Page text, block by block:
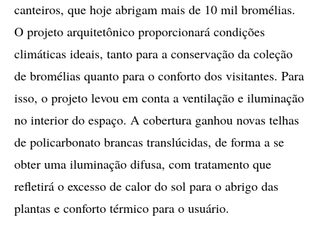
canteiros, que hoje abrigam mais de 10 mil bromélias.
O projeto arquitetônico proporcionará condições
climáticas ideais, tanto para a conservação da coleção
de bromélias quanto para o conforto dos visitantes. Para
isso, o projeto levou em conta a ventilação e iluminação
no interior do espaço. A cobertura ganhou novas telhas
de policarbonato brancas translúcidas, de forma a se
obter uma iluminação difusa, com tratamento que
refletirá o excesso de calor do sol para o abrigo das
plantas e conforto térmico para o usuário.